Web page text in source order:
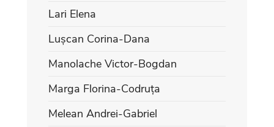
Lari Elena
Lușcan Corina-Dana
Manolache Victor-Bogdan
Marga Florina-Codruța
Melean Andrei-Gabriel